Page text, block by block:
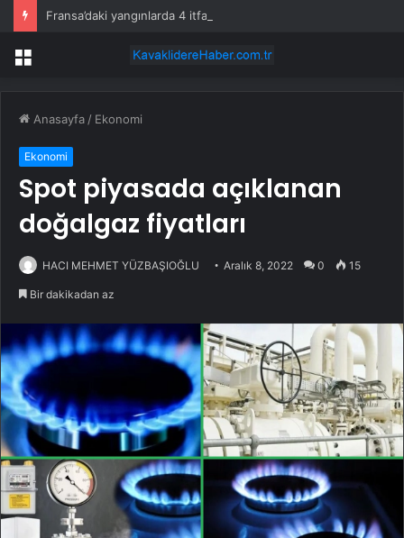
Fransa’daki yangınlarda 4 itfaiye eri hayatını kaybetti
Menü
Anasayfa / Ekonomi
Ekonomi
Spot piyasada açıklanan
doğalgaz fiyatları
HACI MEHMET YÜZBAŞIOĞLU Aralık 8, 2022 0 15
Bir dakikadan az